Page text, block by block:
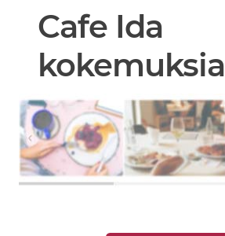
Cafe Ida
kokemuksia